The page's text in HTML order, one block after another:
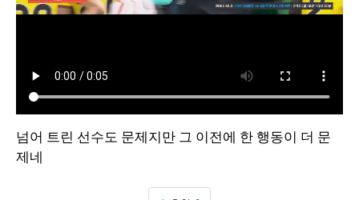
넘어 트린 선수도 문제지만 그 이전에 한 행동이 더 문
제네